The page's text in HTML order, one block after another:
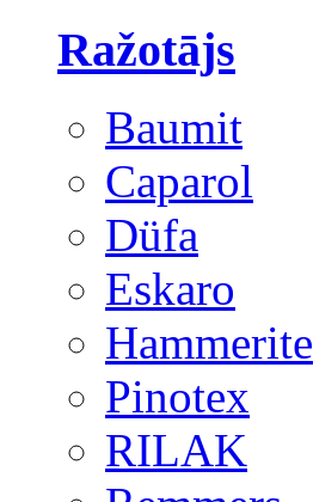
Ražotājs
Baumit
Caparol
Düfa
Eskaro
Hammerite
Pinotex
RILAK